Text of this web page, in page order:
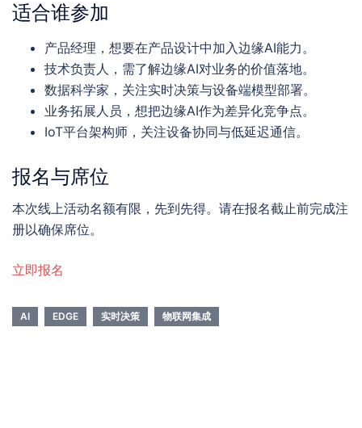
适合谁参加
产品经理，想要在产品设计中加入边缘AI能力。
技术负责人，需了解边缘AI对业务的价值落地。
数据科学家，关注实时决策与设备端模型部署。
业务拓展人员，想把边缘AI作为差异化竞争点。
IoT平台架构师，关注设备协同与低延迟通信。
报名与席位
本次线上活动名额有限，先到先得。请在报名截止前完成注
册以确保席位。
立即报名
AI EDGE 实时决策 物联网集成